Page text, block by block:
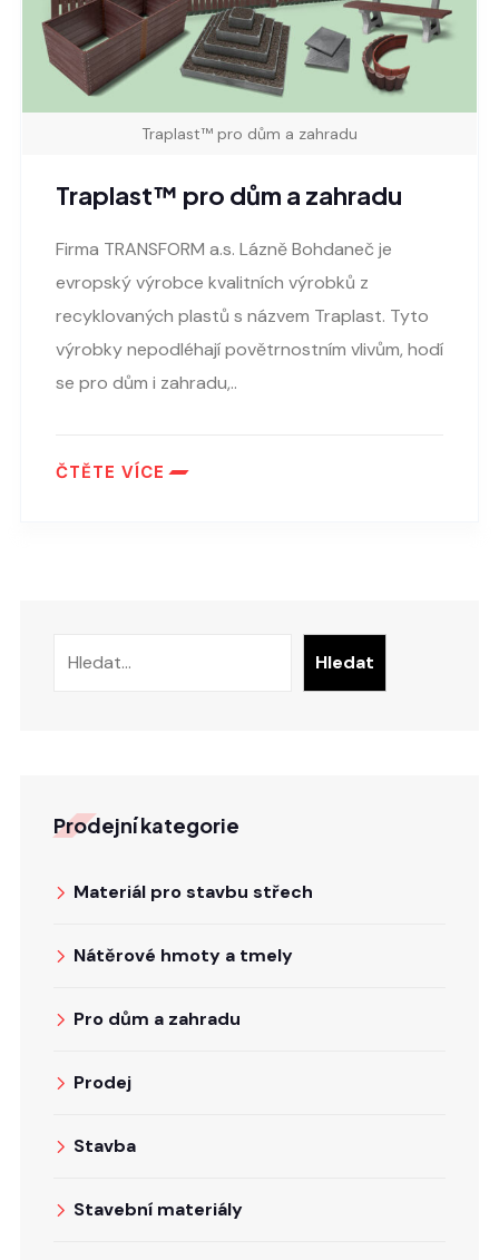
Traplast™ pro dům a zahradu
Traplast™ pro dům a zahradu
Firma TRANSFORM a.s. Lázně Bohdaneč je
evropský výrobce kvalitních výrobků z
recyklovaných plastů s názvem Traplast. Tyto
výrobky nepodléhají povětrnostním vlivům, hodí
se pro dům i zahradu,..
ČTĚTE VÍCE
Hledat
Prodejní kategorie
Materiál pro stavbu střech
Nátěrové hmoty a tmely
Pro dům a zahradu
Prodej
Stavba
Stavební materiály